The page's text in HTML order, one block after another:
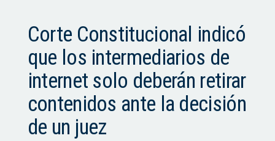
Corte Constitucional indicó
que los intermediarios de
internet solo deberán retirar
contenidos ante la decisión
de un juez